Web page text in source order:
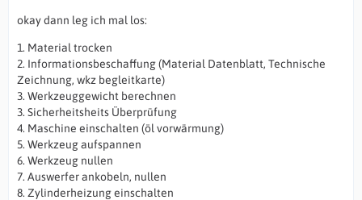
okay dann leg ich mal los:
1. Material trocken
2. Informationsbeschaffung (Material Datenblatt, Technische
Zeichnung, wkz begleitkarte)
3. Werkzeuggewicht berechnen
3. Sicherheitsheits Überprüfung
4. Maschine einschalten (öl vorwärmung)
5. Werkzeug aufspannen
6. Werkzeug nullen
7. Auswerfer ankobeln, nullen
8. Zylinderheizung einschalten